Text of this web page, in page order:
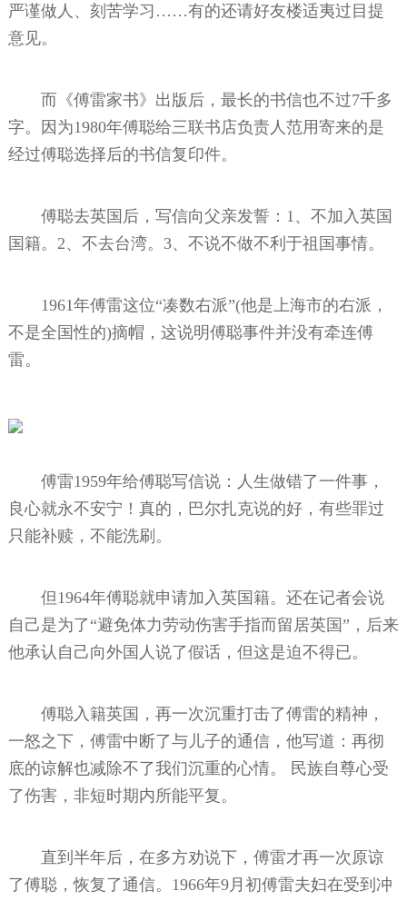
严谨做人、刻苦学习……有的还请好友楼适夷过目提
意见。
而《傅雷家书》出版后，最长的书信也不过7千多
字。因为1980年傅聪给三联书店负责人范用寄来的是
经过傅聪选择后的书信复印件。
傅聪去英国后，写信向父亲发誓：1、不加入英国
国籍。2、不去台湾。3、不说不做不利于祖国事情。
1961年傅雷这位“凑数右派”(他是上海市的右派，
不是全国性的)摘帽，这说明傅聪事件并没有牵连傅
雷。
傅雷1959年给傅聪写信说：人生做错了一件事，
良心就永不安宁！真的，巴尔扎克说的好，有些罪过
只能补赎，不能洗刷。
但1964年傅聪就申请加入英国籍。还在记者会说
自己是为了“避免体力劳动伤害手指而留居英国”，后来
他承认自己向外国人说了假话，但这是迫不得已。
傅聪入籍英国，再一次沉重打击了傅雷的精神，
一怒之下，傅雷中断了与儿子的通信，他写道：再彻
底的谅解也减除不了我们沉重的心情。 民族自尊心受
了伤害，非短时期内所能平复。
直到半年后，在多方劝说下，傅雷才再一次原谅
了傅聪，恢复了通信。1966年9月初傅雷夫妇在受到冲